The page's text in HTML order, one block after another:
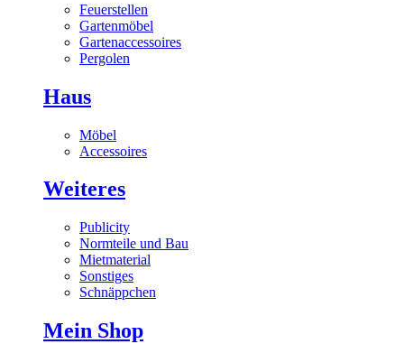
Feuerstellen
Gartenmöbel
Gartenaccessoires
Pergolen
Haus
Möbel
Accessoires
Weiteres
Publicity
Normteile und Bau
Mietmaterial
Sonstiges
Schnäppchen
Mein Shop